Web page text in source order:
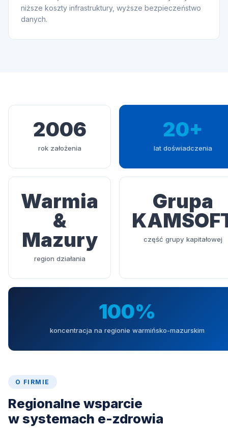
niższe koszty infrastruktury, wyższe bezpieczeństwo
danych.
2006
rok założenia
20+
lat doświadczenia
Warmia
&
Mazury
region działania
Grupa
część grupy kapitałowej
100%
koncentracja na regionie warmińsko-mazurskim
O FIRMIE
Regionalne wsparcie
w systemach e-zdrowia